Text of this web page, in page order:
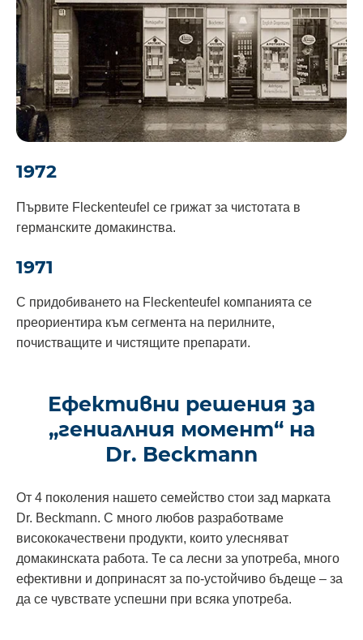
1972
Първите Fleckenteufel се грижат за чистотата в
германските домакинства.
1971
С придобиването на Fleckenteufel компанията се
преориентира към сегмента на перилните,
почистващите и чистящите препарати.
Ефективни решения за
„гениалния момент“ на
Dr. Beckmann
От 4 поколения нашето семейство стои зад марката
Dr. Beckmann. С много любов разработваме
висококачествени продукти, които улесняват
домакинската работа. Те са лесни за употреба, много
ефективни и допринасят за по-устойчиво бъдеще – за
да се чувствате успешни при всяка употреба.